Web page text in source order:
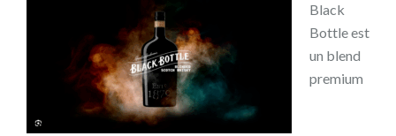
Black
Bottle est
un blend
premium